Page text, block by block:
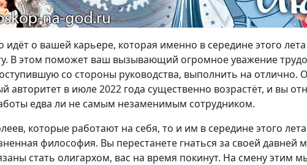
идёт о вашей карьере, которая именно в середине этого
В этом поможет ваш вызывающий огромное уважение
со стороны руководства, выполнить на отлично.
авторитет в июле 2022 года существенно возрастёт, и вы
едва ли не самым незаменимым сотрудником.
которые работают на себя, то и им в середине этого
философия. Вы перестанете гнаться за своей давней
стать олигархом, вас на время покинут. На смену этим